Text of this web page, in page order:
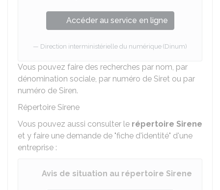
Accéder au service en ligne
Direction interministérielle du numérique (Dinum)
Vous pouvez faire des recherches par nom, par
dénomination sociale, par numéro de Siret ou par
numéro de Siren.
Répertoire Sirene
Vous pouvez aussi consulter le répertoire Sirene
et y faire une demande de "fiche d'identité" d'une
entreprise :
Avis de situation au répertoire Sirene